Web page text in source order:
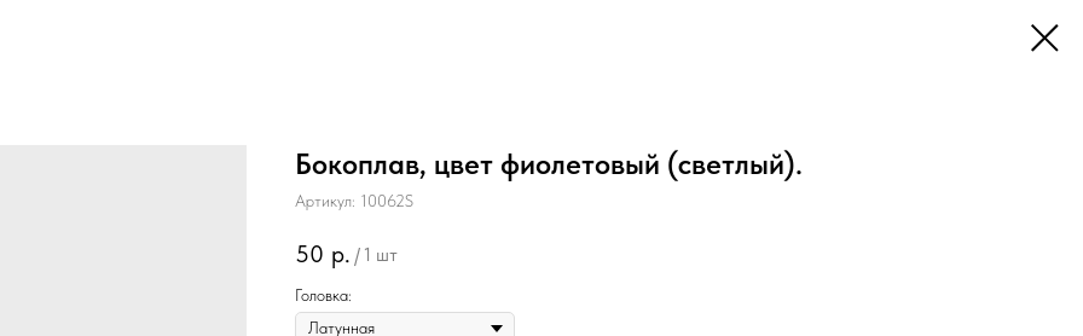
Бокоплав, цвет фиолетовый (светлый).
Артикул: 10062S
50 р. / 1 шт
Головка: